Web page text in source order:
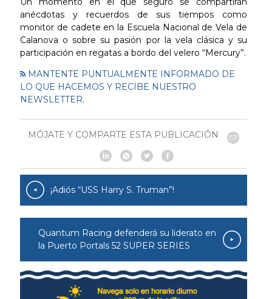
anécdotas y recuerdos de sus tiempos como
monitor de cadete en la Escuela Nacional de Vela de
Calanova o sobre su pasión por la vela clásica y su
participación en regatas a bordo del velero “Mercury”.
MANTENTE PUNTUALMENTE INFORMADO DE
LO QUE HACEMOS Y RECIBE NUESTRO
NEWSLETTER.
MÓJATE Y COMPARTE ESTA PUBLICACIÓN
¡Adiós “USS Harry S. Truman”!
Quantum Racing defenderá su liderato en
la Puerto Portals 52 SUPER SERIES